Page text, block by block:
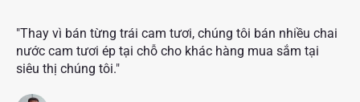
"Thay vì bán từng trái cam tươi, chúng tôi bán nhiều chai
nước cam tươi ép tại chỗ cho khác hàng mua sắm tại
siêu thị chúng tôi."